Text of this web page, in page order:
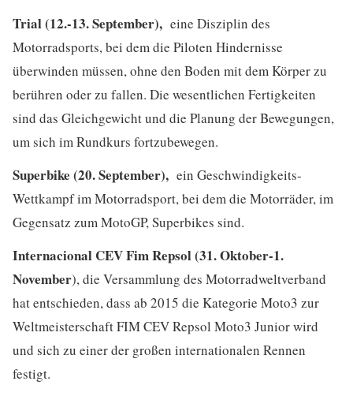
Trial (12.-13. September), eine Disziplin des
Motorradsports, bei dem die Piloten Hindernisse
überwinden müssen, ohne den Boden mit dem Körper zu
berühren oder zu fallen. Die wesentlichen Fertigkeiten
sind das Gleichgewicht und die Planung der Bewegungen,
um sich im Rundkurs fortzubewegen.
Superbike (20. September), ein Geschwindigkeits-
Wettkampf im Motorradsport, bei dem die Motorräder, im
Gegensatz zum MotoGP, Superbikes sind.
Internacional CEV Fim Repsol (31. Oktober-1.
November), die Versammlung des Motorradweltverband
hat entschieden, dass ab 2015 die Kategorie Moto3 zur
Weltmeisterschaft FIM CEV Repsol Moto3 Junior wird
und sich zu einer der großen internationalen Rennen
festigt.